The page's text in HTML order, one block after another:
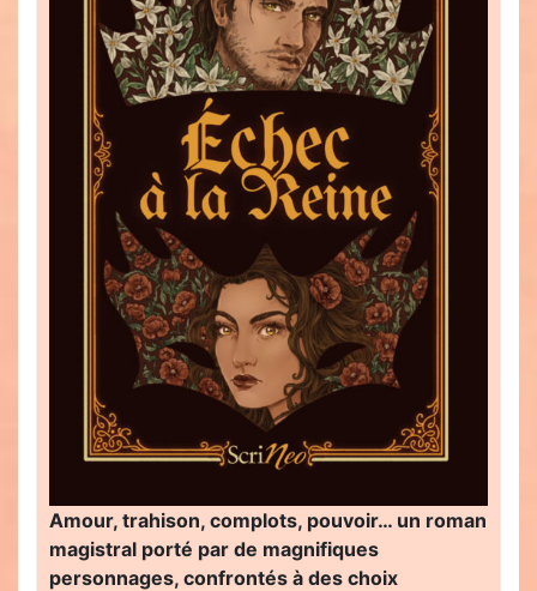
Amour, trahison, complots, pouvoir… un roman
magistral porté par de magnifiques
personnages, confrontés à des choix